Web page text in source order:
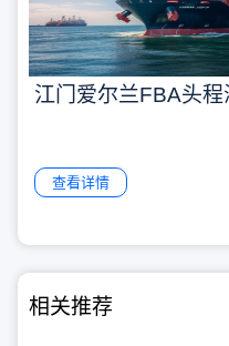
江门爱尔兰FBA头程
查看详情
相关推荐